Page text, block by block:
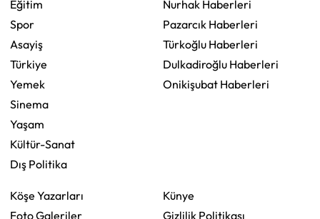
Eğitim
Spor
Asayiş
Türkiye
Yemek
Sinema
Yaşam
Kültür-Sanat
Dış Politika
Nurhak Haberleri
Pazarcık Haberleri
Türkoğlu Haberleri
Dulkadiroğlu Haberleri
Onikişubat Haberleri
Köşe Yazarları
Foto Galeriler
Künye
Gizlilik Politikası